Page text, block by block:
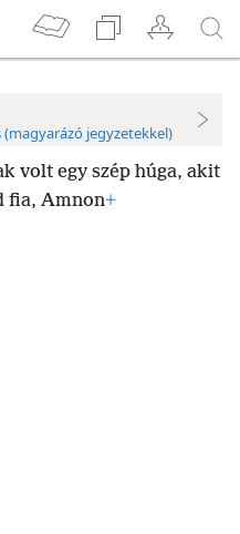
jegyzetekkel)
volt egy szép húga, akit
fia, Amnon+